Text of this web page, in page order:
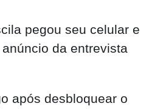
pegou seu celular e
da entrevista
após desbloquear o